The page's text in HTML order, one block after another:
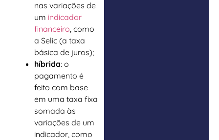
nas variações de
um indicador
financeiro, como
a Selic (a taxa
básica de juros);
híbrida: o
pagamento é
feito com base
em uma taxa fixa
somada às
variações de um
indicador, como